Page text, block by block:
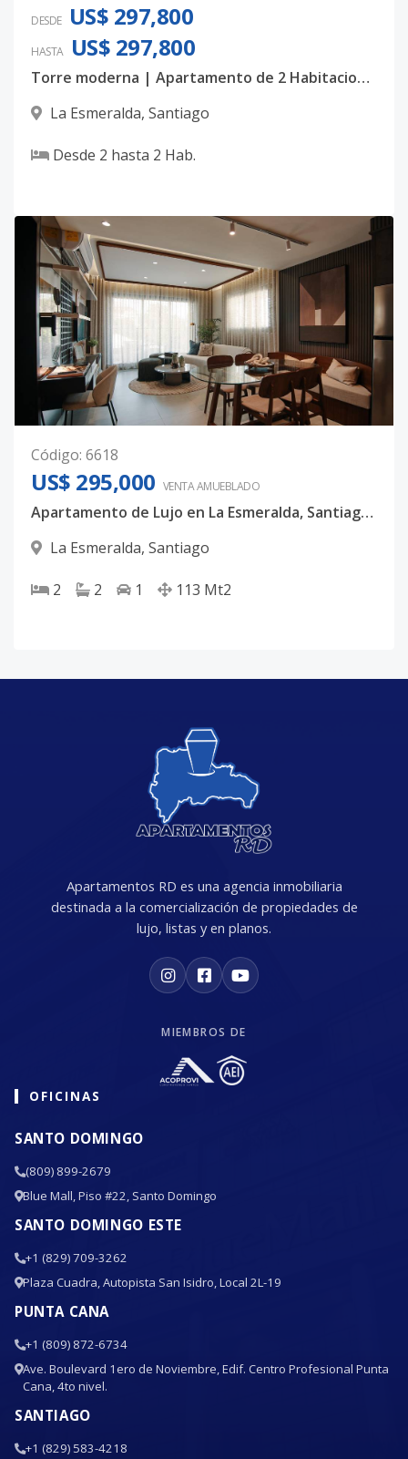
DESDE US$ 297,800
HASTA US$ 297,800
Torre moderna | Apartamento de 2 Habitaciones con Piscina y Gimnasio en La Esmeralda
La Esmeralda, Santiago
Desde 2 hasta 2 Hab.
Código: 6618
US$ 295,000 VENTA AMUEBLADO
Apartamento de Lujo en La Esmeralda, Santiago – 2 Habitaciones + Terraza Privada
La Esmeralda, Santiago
2 2 1 113 Mt2
Apartamentos RD es una agencia inmobiliaria
destinada a la comercialización de propiedades de
lujo, listas y en planos.
MIEMBROS DE
OFICINAS
SANTO DOMINGO
(809) 899-2679
Blue Mall, Piso #22, Santo Domingo
SANTO DOMINGO ESTE
+1 (829) 709-3262
Plaza Cuadra, Autopista San Isidro, Local 2L-19
PUNTA CANA
+1 (809) 872-6734
Ave. Boulevard 1ero de Noviembre, Edif. Centro Profesional Punta
Cana, 4to nivel.
SANTIAGO
+1 (829) 583-4218